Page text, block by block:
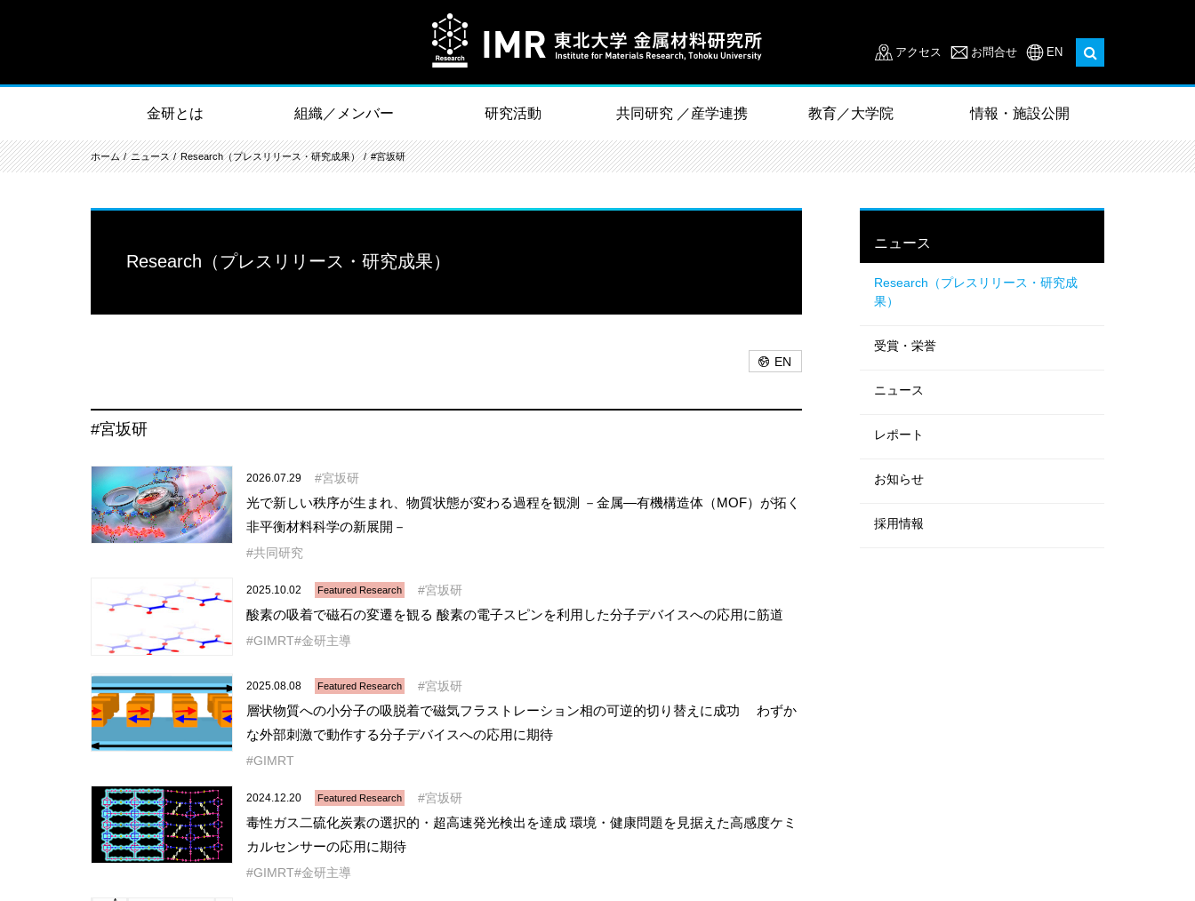
アクセス お問合せ EN
金研とは 組織／メンバー 研究活動 共同研究 ／産学連携 教育／大学院 情報・施設公開
ホーム ニュース Research（プレスリリース・研究成果） #宮坂研
Research（プレスリリース・研究成果）
EN
#宮坂研
2026.07.29 宮坂研
光で新しい秩序が生まれ、物質状態が変わる過程を観測 －金属―有機構造体（MOF）が拓く
非平衡材料科学の新展開－
共同研究
2025.10.02 Featured Research 宮坂研
酸素の吸着で磁石の変遷を観る 酸素の電子スピンを利用した分子デバイスへの応用に筋道
GIMRT 金研主導
2025.08.08 Featured Research 宮坂研
層状物質への小分子の吸脱着で磁気フラストレーション相の可逆的切り替えに成功 わずか
な外部刺激で動作する分子デバイスへの応用に期待
GIMRT
2024.12.20 Featured Research 宮坂研
毒性ガス二硫化炭素の選択的・超高速発光検出を達成 環境・健康問題を見据えた高感度ケミ
カルセンサーの応用に期待
GIMRT 金研主導
ニュース
Research（プレスリリース・研究成
果）
受賞・栄誉
ニュース
レポート
お知らせ
採用情報